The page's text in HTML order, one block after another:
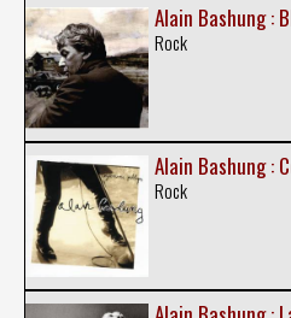
Alain Bashung :
Rock
Alain Bashung :
Rock